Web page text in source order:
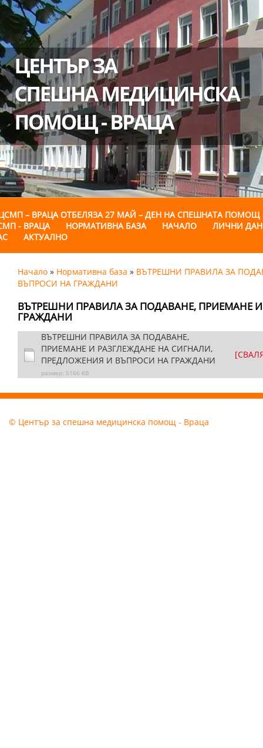
– ВРАЦА ОТБЕЛЯЗА 27 МАЙ – ДЕН НА СПЕШНАТА ПОМОЩ
- ВРАЦА
НОРМАТИВНА БАЗА НАЧАЛО
ЛИЧНИ
АКТУАЛНО
Начало » Нормативна база » ВЪТРЕШНИ ПРАВИЛА ЗА
ВЪПРОСИ НА ГРАЖДАНИ
ВЪТРЕШНИ ПРАВИЛА ЗА ПОДАВАНЕ, ПРИЕМАНЕ
ГРАЖДАНИ
ВЪТРЕШНИ ПРАВИЛА ЗА ПОДАВАНЕ,
ПРИЕМАНЕ И РАЗГЛЕЖДАНЕ НА СИГНАЛИ,
ПРЕДЛОЖЕНИЯ И ВЪПРОСИ НА ГРАЖДАНИ
размер: 5166 KB
© Център за спешна медицинска помощ - Враца